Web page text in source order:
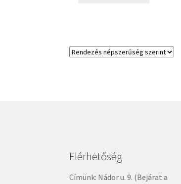
Elérhetőség
Címünk: Nádor u. 9. (Bejárat a